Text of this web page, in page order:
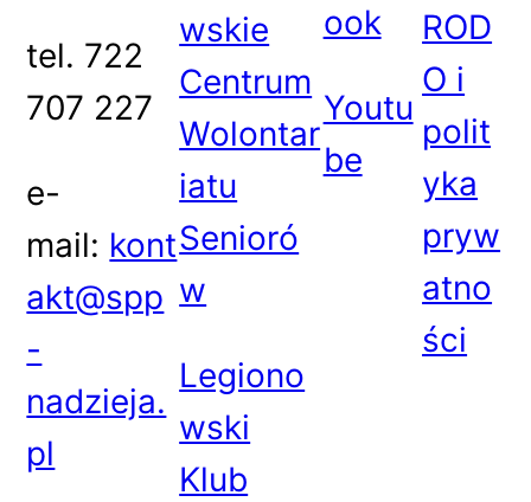
tel. 722
707 227
e-
mail: kont
akt@spp
-
nadzieja.
pl
wskie
Centrum
Wolontar
iatu
Senioró
w
Legiono
wski
Klub
ook
Youtu
be
ROD
O i
polit
yka
pryw
atno
ści